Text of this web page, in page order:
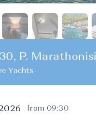
P. Marathonisi
Yachts
from 09:30